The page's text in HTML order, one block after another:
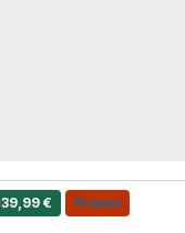
€ Promo